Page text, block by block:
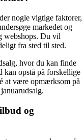
nogle vigtige faktorer,
markedet og
webshops. Du vil
fra sted til sted.
hvor du kan finde
kan opstå på forskellige
at være opmærksom på
og